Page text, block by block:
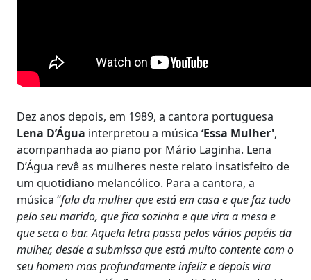
Dez anos depois, em 1989, a cantora portuguesa
Lena D’Água interpretou a música ‘Essa Mulher',
acompanhada ao piano por Mário Laginha. Lena
D’Água revê as mulheres neste relato insatisfeito de
um quotidiano melancólico. Para a cantora, a
música “fala da mulher que está em casa e que faz tudo
pelo seu marido, que fica sozinha e que vira a mesa e
que seca o bar. Aquela letra passa pelos vários papéis da
mulher, desde a submissa que está muito contente com o
seu homem mas profundamente infeliz e depois vira